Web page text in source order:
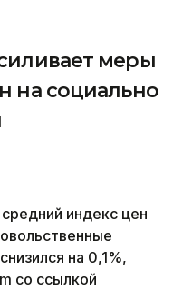
меры
на социально
индекс цен
на 0,1%,
со ссылкой